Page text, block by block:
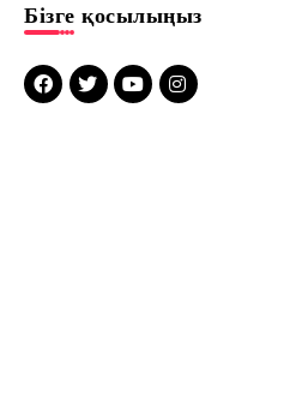
Бізге қосылыңыз